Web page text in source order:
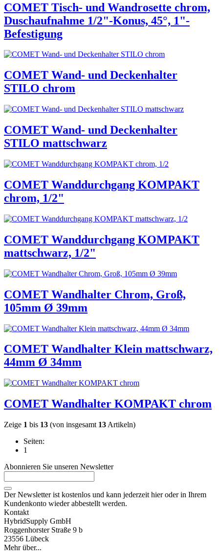
COMET Tisch- und Wandrosette chrom,
Duschaufnahme 1/2"-Konus, 45°, 1"-
Befestigung
COMET Wand- und Deckenhalter
STILO chrom
COMET Wand- und Deckenhalter
STILO mattschwarz
COMET Wanddurchgang KOMPAKT
chrom, 1/2"
COMET Wanddurchgang KOMPAKT
mattschwarz, 1/2"
COMET Wandhalter Chrom, Groß,
105mm Ø 39mm
COMET Wandhalter Klein mattschwarz,
44mm Ø 34mm
COMET Wandhalter KOMPAKT chrom
Zeige 1 bis 13 (von insgesamt 13 Artikeln)
Seiten:
1
Abonnieren Sie unseren Newsletter
Der Newsletter ist kostenlos und kann jederzeit hier oder in Ihrem
Kundenkonto wieder abbestellt werden.
Kontakt
HybridSupply GmbH
Roggenhorster Straße 9 b
23556 Lübeck
Mehr über...